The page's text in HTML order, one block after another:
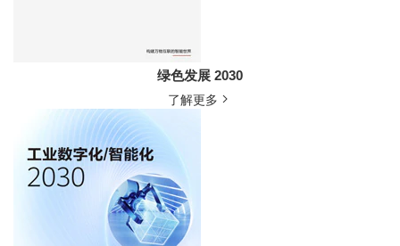
绿色发展 2030
了解更多